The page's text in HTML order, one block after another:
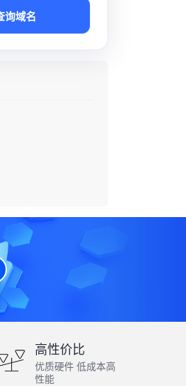
高性价比
优质硬件 低成本高
性能